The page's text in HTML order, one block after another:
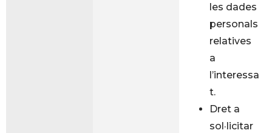
les dades
personals
relatives
a
l’interessa
t.
Dret a
sol·licitar